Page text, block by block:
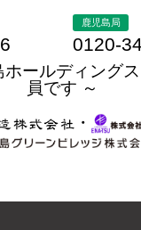
鹿児島局
0120-
ホールディング
員です ～
・